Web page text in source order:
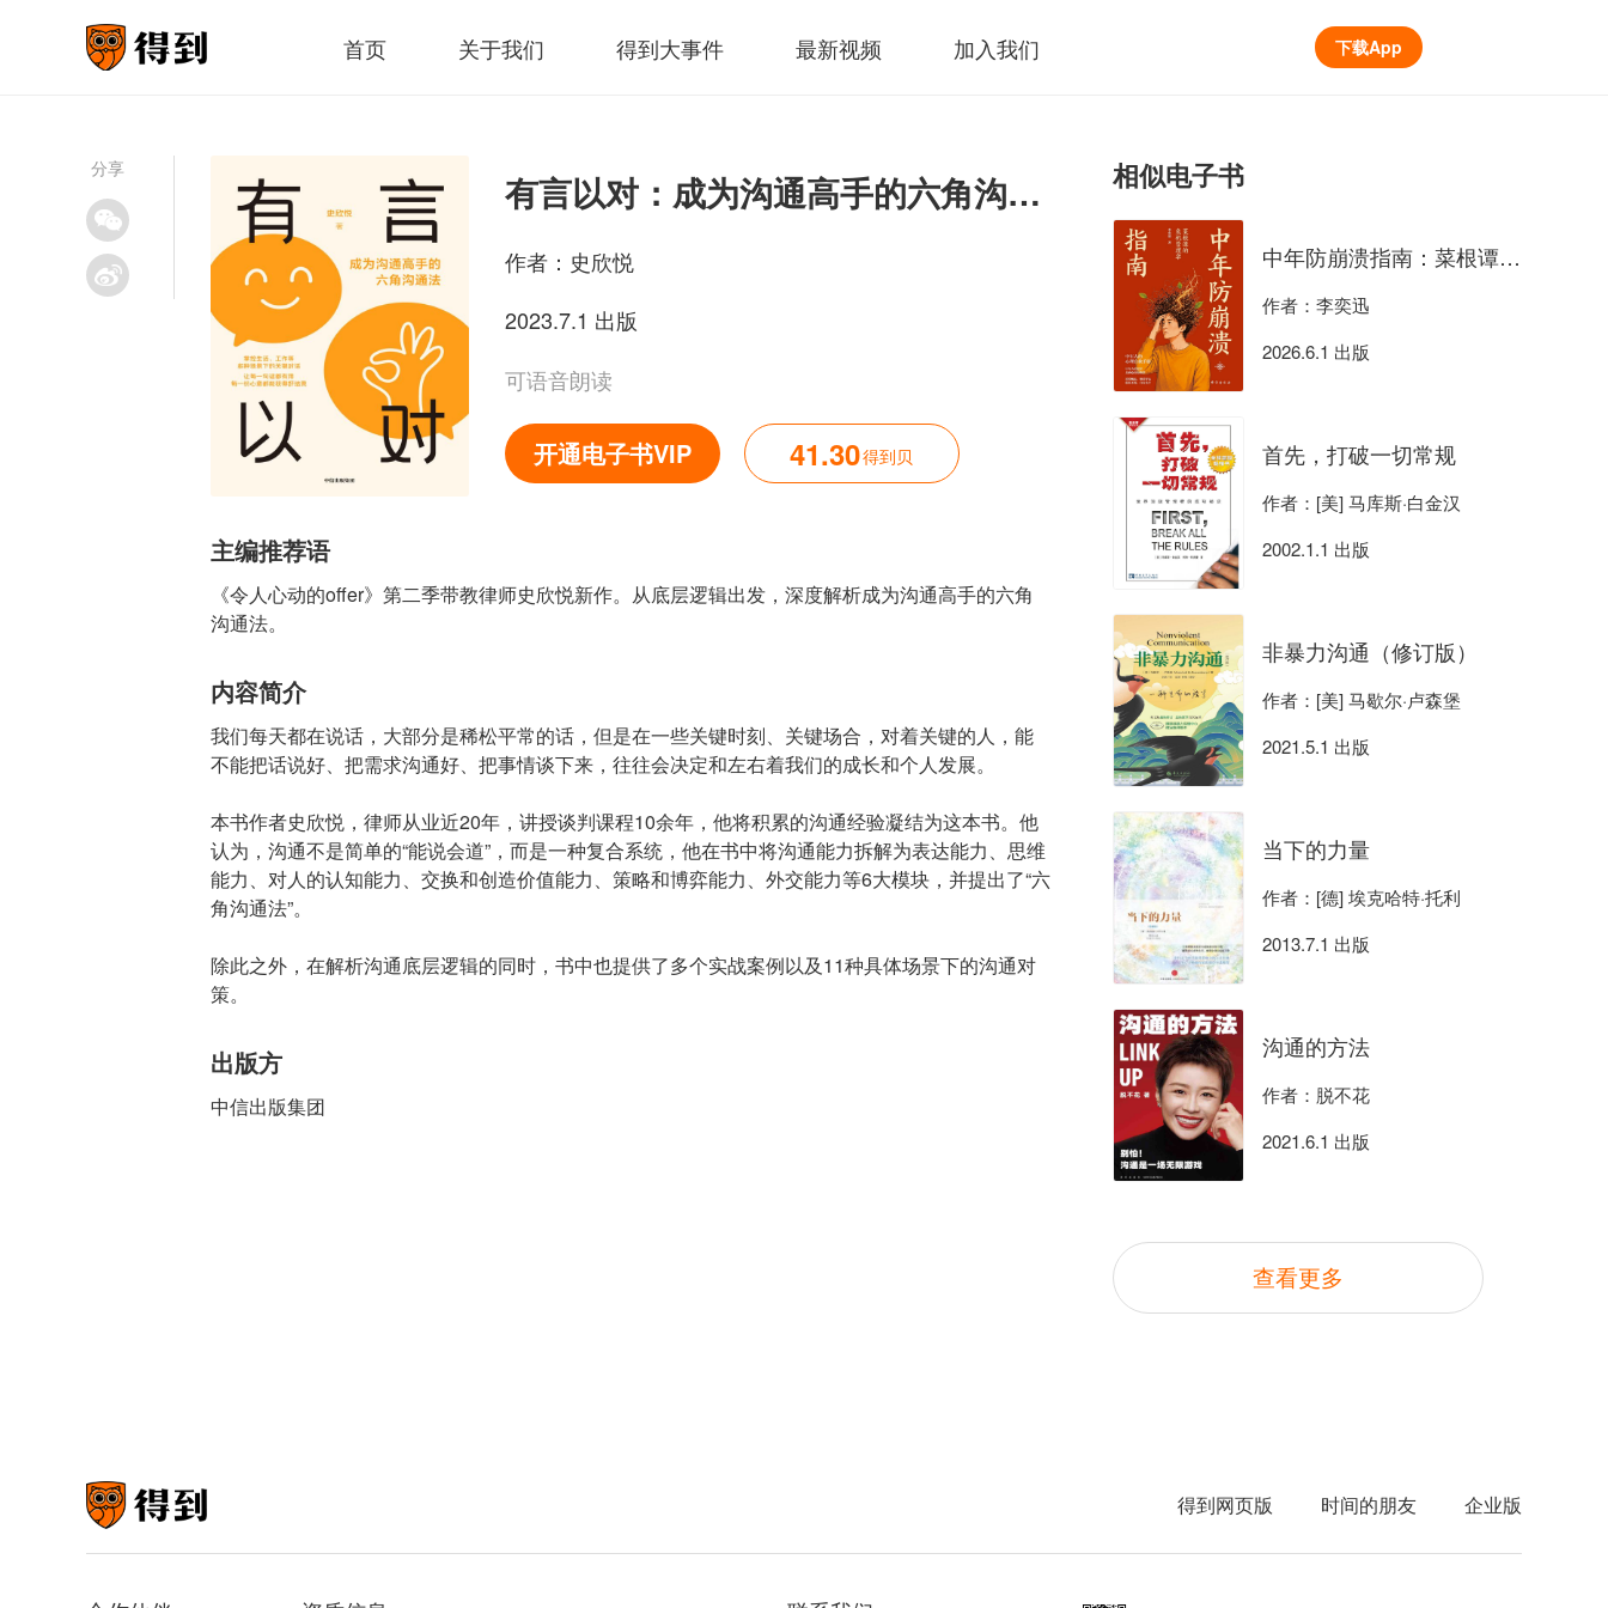
首页 关于我们 得到大事件 最新视频 加入我们 下载App
分享
有言以对：成为沟通高手的六角沟通法
作者： 史欣悦
2023.7.1 出版
可语音朗读
开通电子书VIP 41.30得到贝
主编推荐语
《令人心动的offer》第二季带教律师史欣悦新作。从底层逻辑出发，深度解析成为沟通高手的六角
沟通法。
内容简介
我们每天都在说话，大部分是稀松平常的话，但是在一些关键时刻、关键场合，对着关键的人，能
不能把话说好、把需求沟通好、把事情谈下来，往往会决定和左右着我们的成长和个人发展。
本书作者史欣悦，律师从业近20年，讲授谈判课程10余年，他将积累的沟通经验凝结为这本书。他
认为，沟通不是简单的“能说会道”，而是一种复合系统，他在书中将沟通能力拆解为表达能力、思维
能力、对人的认知能力、交换和创造价值能力、策略和博弈能力、外交能力等6大模块，并提出了“六
角沟通法”。
除此之外，在解析沟通底层逻辑的同时，书中也提供了多个实战案例以及11种具体场景下的沟通对
策。
出版方
中信出版集团
相似电子书
中年防崩溃指南：菜根谭的危机管理学
作者：李奕迅
2026.6.1 出版
首先，打破一切常规
作者：[美] 马库斯·白金汉
2002.1.1 出版
非暴力沟通（修订版）
作者：[美] 马歇尔·卢森堡
2021.5.1 出版
当下的力量
作者：[德] 埃克哈特·托利
2013.7.1 出版
沟通的方法
作者：脱不花
2021.6.1 出版
查看更多
得到网页版 时间的朋友 企业版